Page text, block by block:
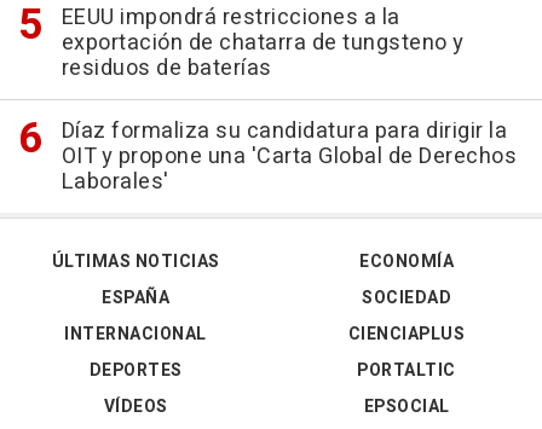
EEUU impondrá restricciones a la
exportación de chatarra de tungsteno y
residuos de baterías
Díaz formaliza su candidatura para dirigir la
OIT y propone una 'Carta Global de Derechos
Laborales'
ÚLTIMAS NOTICIAS
ESPAÑA
INTERNACIONAL
DEPORTES
VÍDEOS
ECONOMÍA
SOCIEDAD
CIENCIAPLUS
PORTALTIC
EPSOCIAL